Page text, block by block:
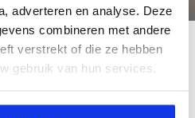
adverteren en analyse. Deze
combineren met andere
verstrekt of die ze hebben
gebruik van hun services.